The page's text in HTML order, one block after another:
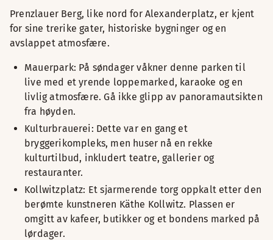
Prenzlauer Berg, like nord for Alexanderplatz, er kjent
for sine trerike gater, historiske bygninger og en
avslappet atmosfære.
Mauerpark: På søndager våkner denne parken til
live med et yrende loppemarked, karaoke og en
livlig atmosfære. Gå ikke glipp av panoramautsikten
fra høyden.
Kulturbrauerei: Dette var en gang et
bryggerikompleks, men huser nå en rekke
kulturtilbud, inkludert teatre, gallerier og
restauranter.
Kollwitzplatz: Et sjarmerende torg oppkalt etter den
berømte kunstneren Käthe Kollwitz. Plassen er
omgitt av kafeer, butikker og et bondens marked på
lørdager.